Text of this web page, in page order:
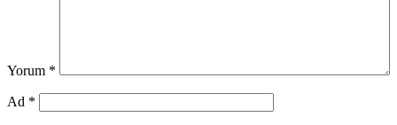
Yorum *
Ad *